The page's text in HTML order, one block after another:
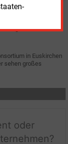
18.07.2024, 12:10
Regionalstrom
in Euskirchen
sehen großes
oder